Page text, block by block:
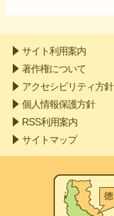
サイト利用案内
著作権について
アクセシビリティ方針
個人情報保護方針
RSS利用案内
サイトマップ